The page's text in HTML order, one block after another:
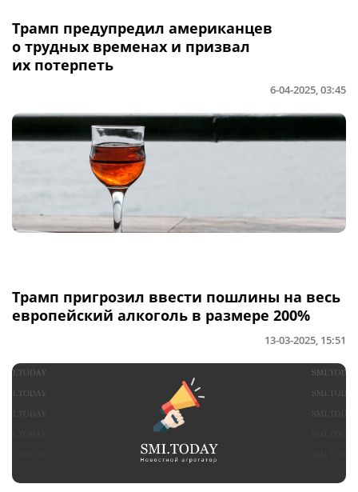
Трамп предупредил американцев
о трудных временах и призвал
их потерпеть
6-04-2025, 03:45
Трамп пригрозил ввести пошлины на весь
европейский алкоголь в размере 200%
13-03-2025, 15:51